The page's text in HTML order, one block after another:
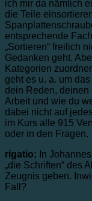
ich mir da nämlich
die Teile
entsprechende
„Sortieren“ freilich
Gedanken geht.
Kategorien
geht es u. a. um
dein Reden,
Arbeit und wie du
dabei nicht auf
im Kurs alle 915
oder in den Fragen.
rigatio: In
„die Schriften“ des
Zeugnis geben.
Fall?